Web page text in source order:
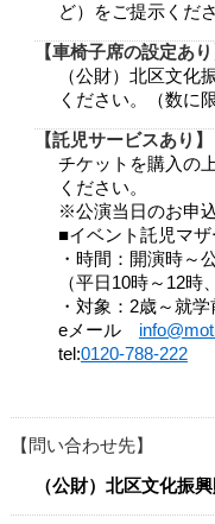
ど）をご提示くだ
車椅子席の設定あり
（公財）北区文化
ください。
（数に
託児サービスあり
チケットを購入の
ください。
※公演当日のお申
■イベント託児マザ
・時間：開演時～
（平日10時～12時
・対象：2歳～就
eメール
tel:0120-788-222
問い合わせ先
（公財）北区文化振